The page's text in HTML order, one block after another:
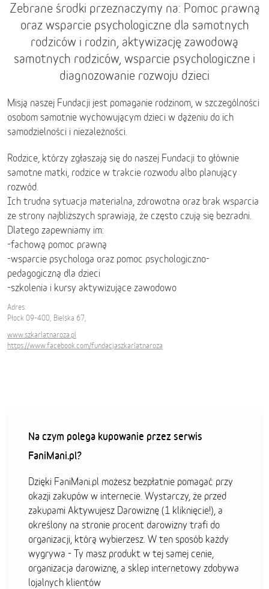
Zebrane środki przeznaczymy na: Pomoc prawną
oraz wsparcie psychologiczne dla samotnych
rodziców i rodzin, aktywizację zawodową
samotnych rodziców, wsparcie psychologiczne i
diagnozowanie rozwoju dzieci
Misją naszej Fundacji jest pomaganie rodzinom, w szczególności
osobom samotnie wychowującym dzieci w dążeniu do ich
samodzielności i niezależności.
Rodzice, którzy zgłaszają się do naszej Fundacji to głównie
samotne matki, rodzice w trakcie rozwodu albo planujący
rozwód.
Ich trudna sytuacja materialna, zdrowotna oraz brak wsparcia
ze strony najbliższych sprawiają, że często czują się bezradni.
Dlatego zapewniamy im:
-fachową pomoc prawną
-wsparcie psychologa oraz pomoc psychologiczno-
pedagogiczną dla dzieci
-szkolenia i kursy aktywizujące zawodowo
Adres:
Płock 09-400, Bielska 67,
www.szkarlatnaroza.pl
https://www.facebook.com/fundacjaszkarlatnaroza
Na czym polega kupowanie przez serwis
FaniMani.pl?
Dzięki FaniMani.pl możesz bezpłatnie pomagać przy
okazji zakupów w internecie. Wystarczy, że przed
zakupami Aktywujesz Darowiznę (1 kliknięcie!), a
określony na stronie procent darowizny trafi do
organizacji, którą wybierzesz. W ten sposób każdy
wygrywa - Ty masz produkt w tej samej cenie,
organizacja darowiznę, a sklep internetowy zdobywa
lojalnych klientów